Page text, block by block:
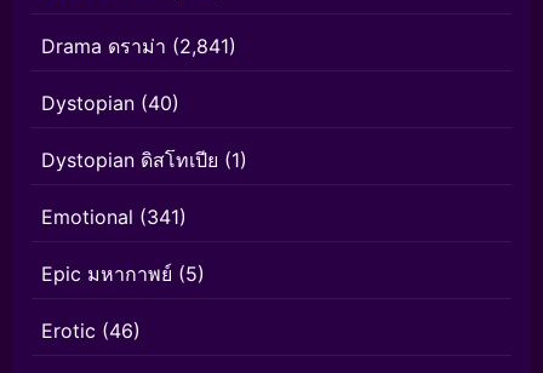
Drama ดราม่า (2,841)
Dystopian (40)
Dystopian ดิสโทเปีย (1)
Emotional (341)
Epic มหากาพย์ (5)
Erotic (46)